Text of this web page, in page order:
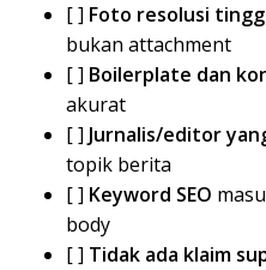
[ ] Foto resolusi
bukan attachment
[ ] Boilerplate dan
akurat
[ ] Jurnalis/editor
topik berita
[ ] Keyword SEO
body
[ ] Tidak ada klaim